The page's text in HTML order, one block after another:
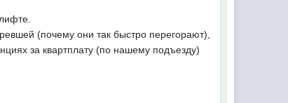
(почему они так быстро перегорают),
за квартплату (по нашему подъезду)